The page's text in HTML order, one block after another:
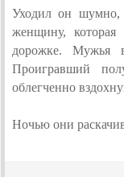
Уходил он шумно,
женщину,
дорожке. Мужья
Проигравший
облегченно
Ночью они